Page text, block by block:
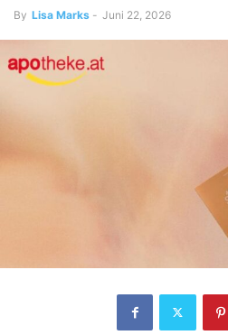
By Lisa Marks - Juni 22, 2026